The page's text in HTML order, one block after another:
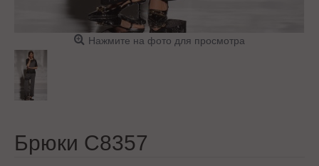
Нажмите на фото для просмотра
Брюки C8357